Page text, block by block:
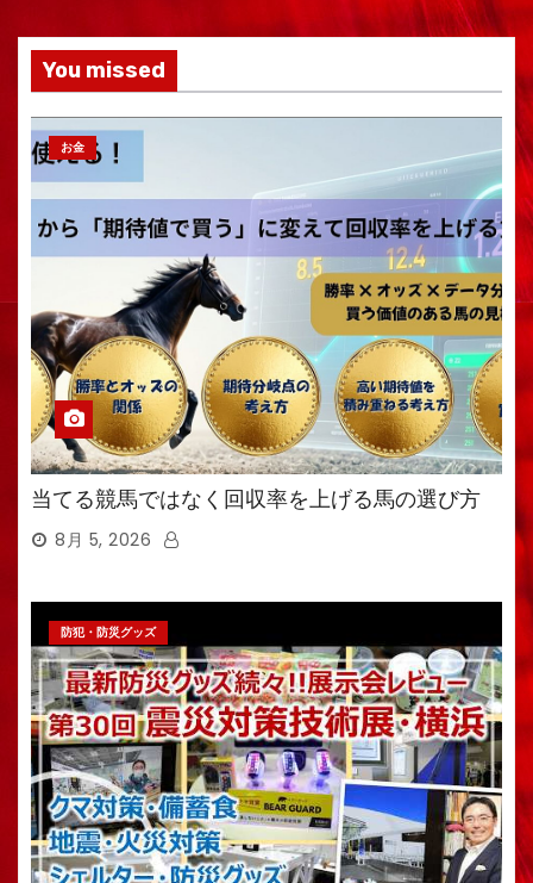
You missed
お金
当てる競馬ではなく回収率を上げる馬の選び方
8月 5, 2026
防犯・防災グッズ